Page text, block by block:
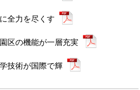
全力を尽くす
区の機能が一層充実
技術が国際で輝